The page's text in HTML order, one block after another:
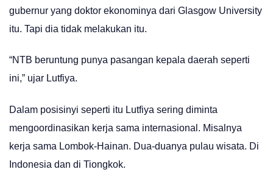
gubernur yang doktor ekonominya dari Glasgow University
itu. Tapi dia tidak melakukan itu.
“NTB beruntung punya pasangan kepala daerah seperti
ini,” ujar Lutfiya.
Dalam posisinyi seperti itu Lutfiya sering diminta
mengoordinasikan kerja sama internasional. Misalnya
kerja sama Lombok-Hainan. Dua-duanya pulau wisata. Di
Indonesia dan di Tiongkok.